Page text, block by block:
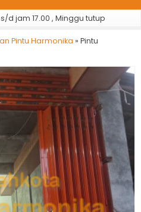
d jam 17.00 , Minggu tutup
Pintu Harmonika » Pintu